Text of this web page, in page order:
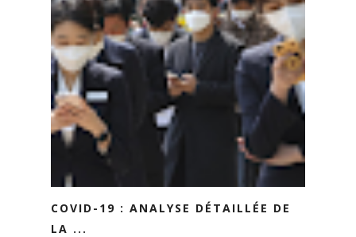
COVID-19 : ANALYSE DÉTAILLÉE DE
LA ...